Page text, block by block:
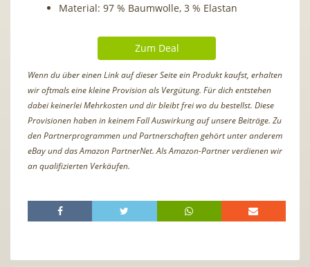
Material: 97 % Baumwolle, 3 % Elastan
Zum Deal
Wenn du über einen Link auf dieser Seite ein Produkt kaufst, erhalten
wir oftmals eine kleine Provision als Vergütung. Für dich entstehen
dabei keinerlei Mehrkosten und dir bleibt frei wo du bestellst. Diese
Provisionen haben in keinem Fall Auswirkung auf unsere Beiträge. Zu
den Partnerprogrammen und Partnerschaften gehört unter anderem
eBay und das Amazon PartnerNet. Als Amazon-Partner verdienen wir
an qualifizierten Verkäufen.